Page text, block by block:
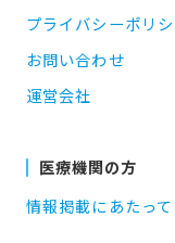
プライバシーポリ
お問い合わせ
運営会社
医療機関の方
情報掲載にあたって